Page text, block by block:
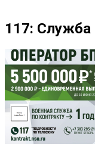
117: Служба